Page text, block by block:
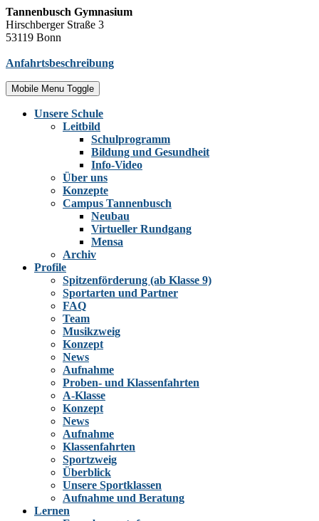
Tannenbusch Gymnasium
Hirschberger Straße 3
53119 Bonn
Anfahrtsbeschreibung
Mobile Menu Toggle
Unsere Schule
Leitbild
Schulprogramm
Bildung und Gesundheit
Info-Video
Über uns
Konzepte
Campus Tannenbusch
Neubau
Virtueller Rundgang
Mensa
Archiv
Profile
Spitzenförderung (ab Klasse 9)
Sportarten und Partner
FAQ
Team
Musikzweig
Konzept
News
Aufnahme
Proben- und Klassenfahrten
A-Klasse
Konzept
News
Aufnahme
Klassenfahrten
Sportzweig
Überblick
Unsere Sportklassen
Aufnahme und Beratung
Lernen